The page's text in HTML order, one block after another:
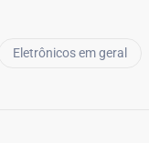
Eletrônicos em geral